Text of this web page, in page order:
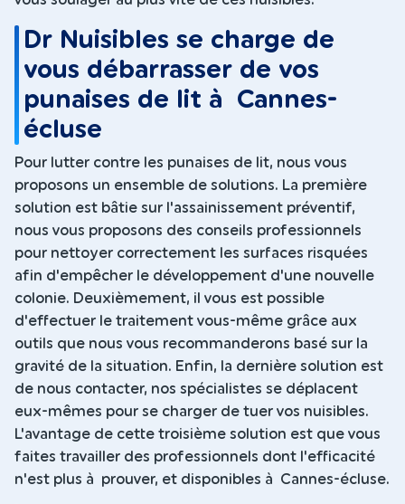
Dr Nuisibles se charge de
vous débarrasser de vos
punaises de lit à Cannes-
écluse
Pour lutter contre les punaises de lit, nous vous
proposons un ensemble de solutions. La première
solution est bâtie sur l'assainissement préventif,
nous vous proposons des conseils professionnels
pour nettoyer correctement les surfaces risquées
afin d'empêcher le développement d'une nouvelle
colonie. Deuxièmement, il vous est possible
d'effectuer le traitement vous-même grâce aux
outils que nous vous recommanderons basé sur la
gravité de la situation. Enfin, la dernière solution est
de nous contacter, nos spécialistes se déplacent
eux-mêmes pour se charger de tuer vos nuisibles.
L'avantage de cette troisième solution est que vous
faites travailler des professionnels dont l'efficacité
n'est plus à prouver, et disponibles à Cannes-écluse.